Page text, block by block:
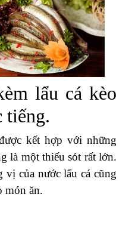
lẩu cá kèo
tiếng.
kết hợp với những
là một thiếu sót rất lớn.
vị của nước lẩu cá cũng
món ăn.